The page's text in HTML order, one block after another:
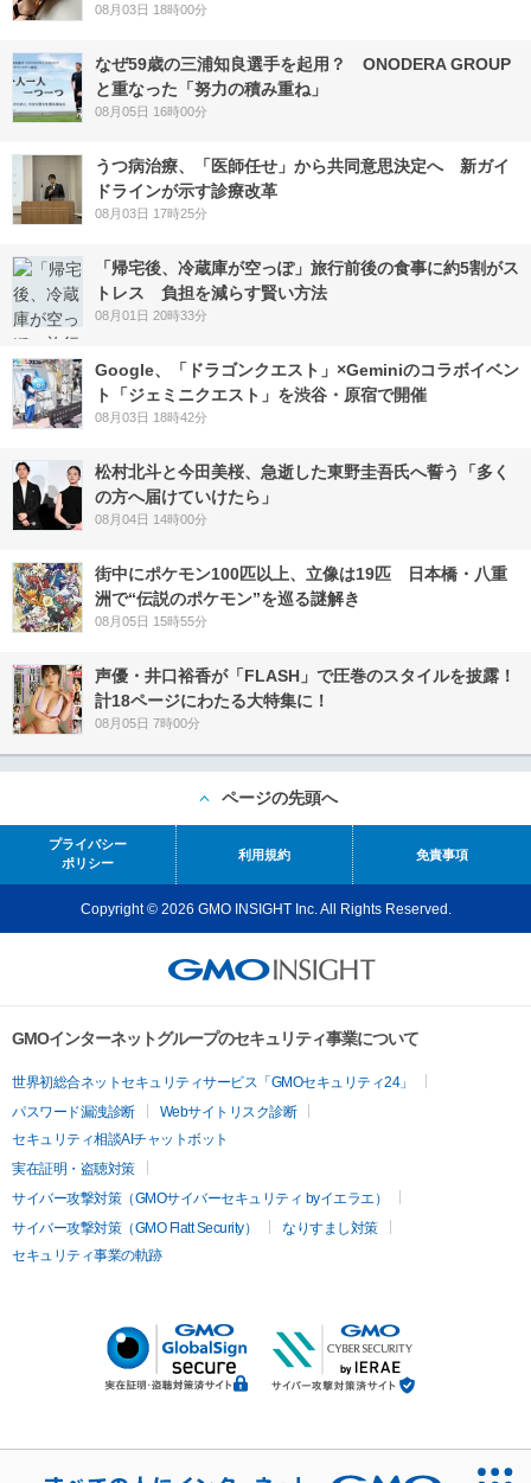
08月03日 18時00分
なぜ59歳の三浦知良選手を起用？ ONODERA GROUP
と重なった「努力の積み重ね」
08月05日 16時00分
うつ病治療、「医師任せ」から共同意思決定へ 新ガイ
ドラインが示す診療改革
08月03日 17時25分
「帰宅後、冷蔵庫が空っぽ」旅行前後の食事に約5割がス
トレス 負担を減らす賢い方法
08月01日 20時33分
Google、「ドラゴンクエスト」×Geminiのコラボイベン
ト「ジェミニクエスト」を渋谷・原宿で開催
08月03日 18時42分
松村北斗と今田美桜、急逝した東野圭吾氏へ誓う「多く
の方へ届けていけたら」
08月04日 14時00分
街中にポケモン100匹以上、立像は19匹 日本橋・八重
洲で“伝説のポケモン”を巡る謎解き
08月05日 15時55分
声優・井口裕香が「FLASH」で圧巻のスタイルを披露！
計18ページにわたる大特集に！
08月05日 7時00分
ページの先頭へ
プライバシー
ポリシー
利用規約 免責事項
Copyright © 2026 GMO INSIGHT Inc. All Rights Reserved.
GMOインターネットグループのセキュリティ事業について
世界初総合ネットセキュリティサービス「GMOセキュリティ24」
パスワード漏洩診断
Webサイトリスク診断
セキュリティ相談AIチャットボット
実在証明・盗聴対策
サイバー攻撃対策（GMOサイバーセキュリティ byイエラエ）
サイバー攻撃対策（GMO Flatt Security）
なりすまし対策
セキュリティ事業の軌跡